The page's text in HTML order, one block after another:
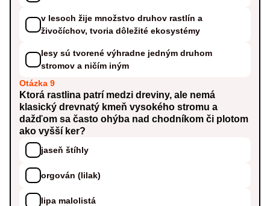
v lesoch žije množstvo druhov rastlín a
živočíchov, tvoria dôležité ekosystémy
lesy sú tvorené výhradne jedným druhom
stromov a ničím iným
Otázka 9
Ktorá rastlina patrí medzi dreviny, ale nemá
klasický drevnatý kmeň vysokého stromu a
dažďom sa často ohýba nad chodníkom či plotom
ako vyšší ker?
jaseň štíhly
orgován (lilak)
lipa malolistá